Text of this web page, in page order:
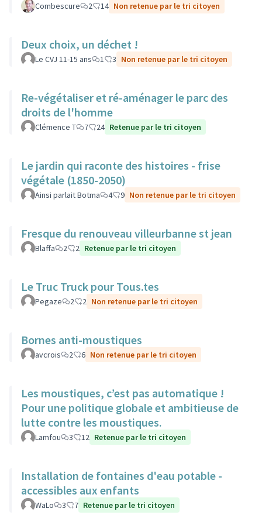
Combescure 2 14 Non retenue par le tri citoyen
Deux choix, un déchet !
Le CVJ 11-15 ans 1 3 Non retenue par le tri citoyen
Re-végétaliser et ré-aménager le parc des
droits de l'homme
Clémence T 7 24 Retenue par le tri citoyen
Le jardin qui raconte des histoires - frise
végétale (1850-2050)
Ainsi parlait Botma 4 9 Non retenue par le tri citoyen
Fresque du renouveau villeurbanne st jean
Blaffa 2 2 Retenue par le tri citoyen
Le Truc Truck pour Tous.tes
Pegaze 2 2 Non retenue par le tri citoyen
Bornes anti-moustiques
avcrois 2 6 Non retenue par le tri citoyen
Les moustiques, c’est pas automatique !
Pour une politique globale et ambitieuse de
lutte contre les moustiques.
Lamfou 3 12 Retenue par le tri citoyen
Installation de fontaines d'eau potable -
accessibles aux enfants
WaLo 3 7 Retenue par le tri citoyen